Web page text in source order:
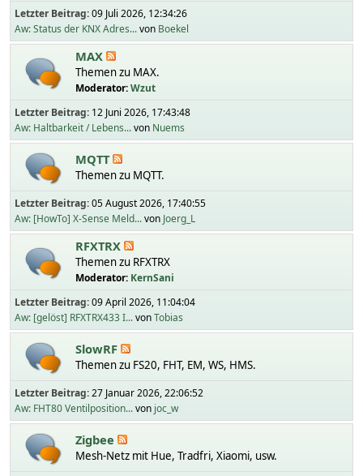
Letzter Beitrag:09 Juli 2026, 12:34:26
Aw: Status der KNX Adres...von Boekel
MAX
Themen zu MAX.
Moderator:Wzut
Letzter Beitrag: 12 Juni 2026, 17:43:48
Aw: Haltbarkeit / Lebens...von Nuems
MQTT
Themen zu MQTT.
Letzter Beitrag:05 August 2026, 17:40:55
Aw: [HowTo] X-Sense Meld...von Joerg_L
RFXTRX
Themen zu RFXTRX
Moderator: KernSani
Letzter Beitrag:09 April 2026, 11:04:04
Aw: [gelöst] RFXTRX433 I...vonTobias
SlowRF
Themen zu FS20, FHT, EM, WS, HMS.
Letzter Beitrag:27 Januar 2026, 22:06:52
Aw: FHT80 Ventilposition...von joc_w
Zigbee
Mesh-Netz mit Hue, Tradfri, Xiaomi, usw.